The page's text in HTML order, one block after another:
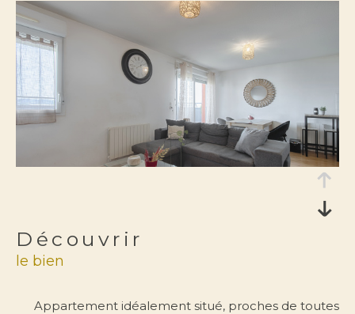
découvrir
le bien
Appartement idéalement situé, proches de toutes
FILTRER PAR
coups de coeur exclusivités